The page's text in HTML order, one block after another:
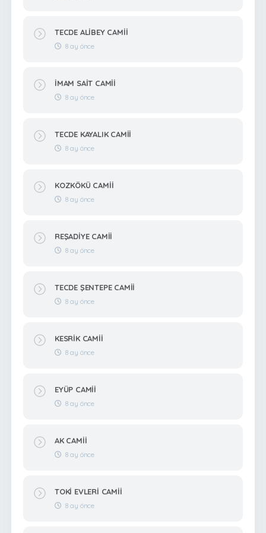
TECDE ALİBEY CAMİİ
8 ay önce
İMAM SAİT CAMİİ
8 ay önce
TECDE KAYALIK CAMİİ
8 ay önce
KOZKÖKÜ CAMİİ
8 ay önce
REŞADİYE CAMİİ
8 ay önce
TECDE ŞENTEPE CAMİİ
8 ay önce
KESRİK CAMİİ
8 ay önce
EYÜP CAMİİ
8 ay önce
AK CAMİİ
8 ay önce
TOKİ EVLERİ CAMİİ
8 ay önce